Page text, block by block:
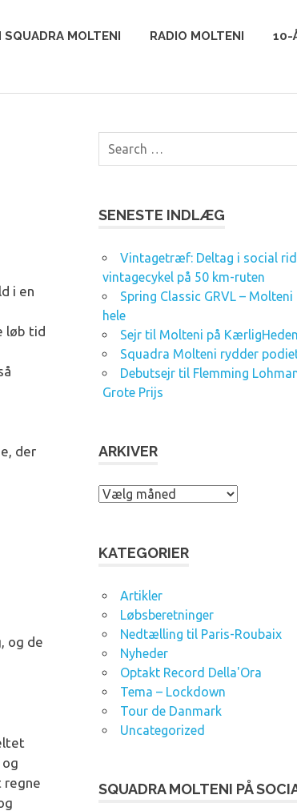
SQUADRA MOLTENI RADIO MOLTENI 10-
i en
løb tid
der
og de
regne
SENESTE INDLÆG
Vintagetræf: Deltag i social
vintagecykel på 50 km-ruten
Spring Classic GRVL –
hele
Sejr til Molteni på KærligHeden
Squadra Molteni rydder
Debutsejr til Flemming
Grote Prijs
ARKIVER
A
iKATEGORIER
Artikler
Løbsberetninger
Nedtælling til Paris-Roubaix
Nyheder
Optakt Record Della'Ora
Tema – Lockdown
Tour de Danmark
Uncategorized
SQUADRA MOLTENI PÅ